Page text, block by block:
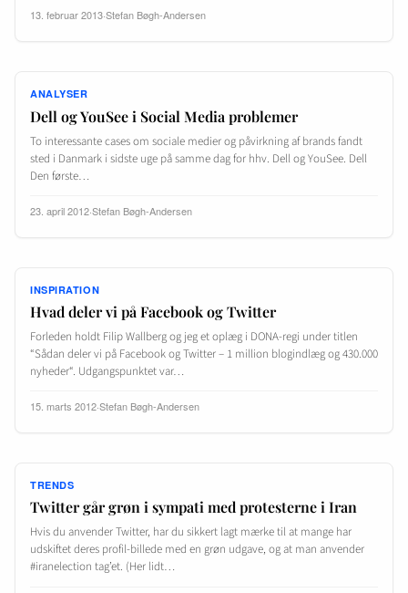
13. februar 2013·Stefan Bøgh-Andersen
ANALYSER
Dell og YouSee i Social Media problemer
To interessante cases om sociale medier og påvirkning af brands fandt
sted i Danmark i sidste uge på samme dag for hhv. Dell og YouSee. Dell
Den første…
23. april 2012·Stefan Bøgh-Andersen
INSPIRATION
Hvad deler vi på Facebook og Twitter
Forleden holdt Filip Wallberg og jeg et oplæg i DONA-regi under titlen
“Sådan deler vi på Facebook og Twitter – 1 million blogindlæg og 430.000
nyheder“. Udgangspunktet var…
15. marts 2012·Stefan Bøgh-Andersen
TRENDS
Twitter går grøn i sympati med protesterne i Iran
Hvis du anvender Twitter, har du sikkert lagt mærke til at mange har
udskiftet deres profil-billede med en grøn udgave, og at man anvender
#iranelection tag’et. (Her lidt…